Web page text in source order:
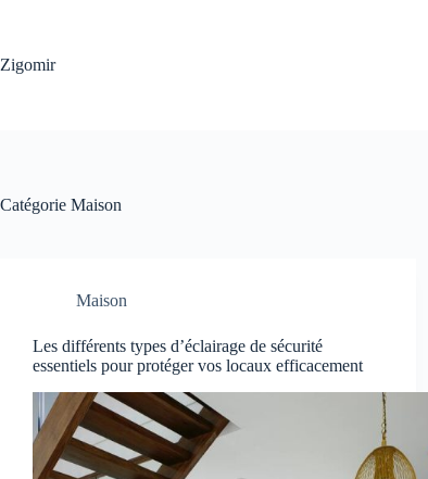
Zigomir
Catégorie Maison
Maison
Les différents types d’éclairage de sécurité
essentiels pour protéger vos locaux efficacement